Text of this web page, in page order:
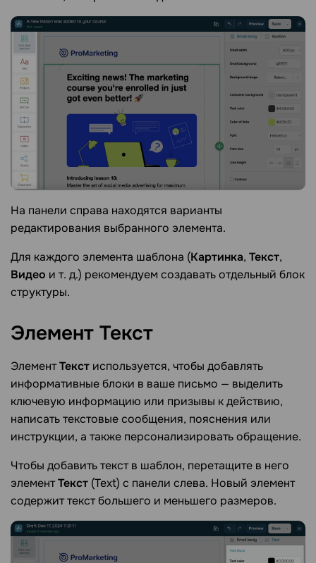
На панели справа находятся варианты
редактирования выбранного элемента.
Для каждого элемента шаблона (Картинка, Текст,
Видео и т. д.) рекомендуем создавать отдельный блок
структуры.
Элемент Текст
ЭлементТекст используется, чтобы добавлять
информативные блоки в ваше письмо — выделить
ключевую информацию или призывы к действию,
написать текстовые сообщения, пояснения или
инструкции, а также персонализировать обращение.
Чтобы добавить текст в шаблон, перетащите в него
элементТекст (Text) с панели слева. Новый элемент
содержит текст большего и меньшего размеров.